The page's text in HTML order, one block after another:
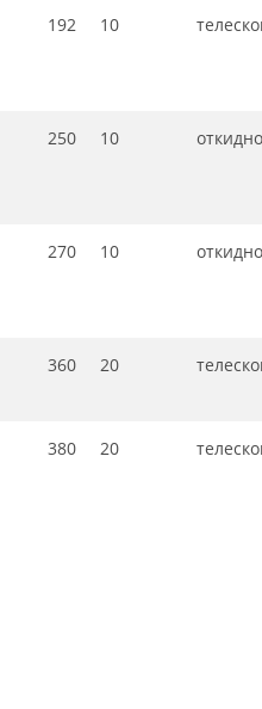
192 10
250 10
270 10
360 20
380 20